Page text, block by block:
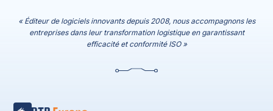
« Éditeur de logiciels innovants depuis 2008, nous accompagnons les
entreprises dans leur transformation logistique en garantissant
efficacité et conformité ISO »